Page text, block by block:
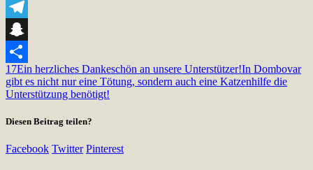
Viber
Telegram
Snapchat
Teilen
17Ein herzliches Dankeschön an unsere Unterstützer!In Dombovar
gibt es nicht nur eine Tötung, sondern auch eine Katzenhilfe die
Unterstützung benötigt!
Diesen Beitrag teilen?
Facebook Twitter Pinterest